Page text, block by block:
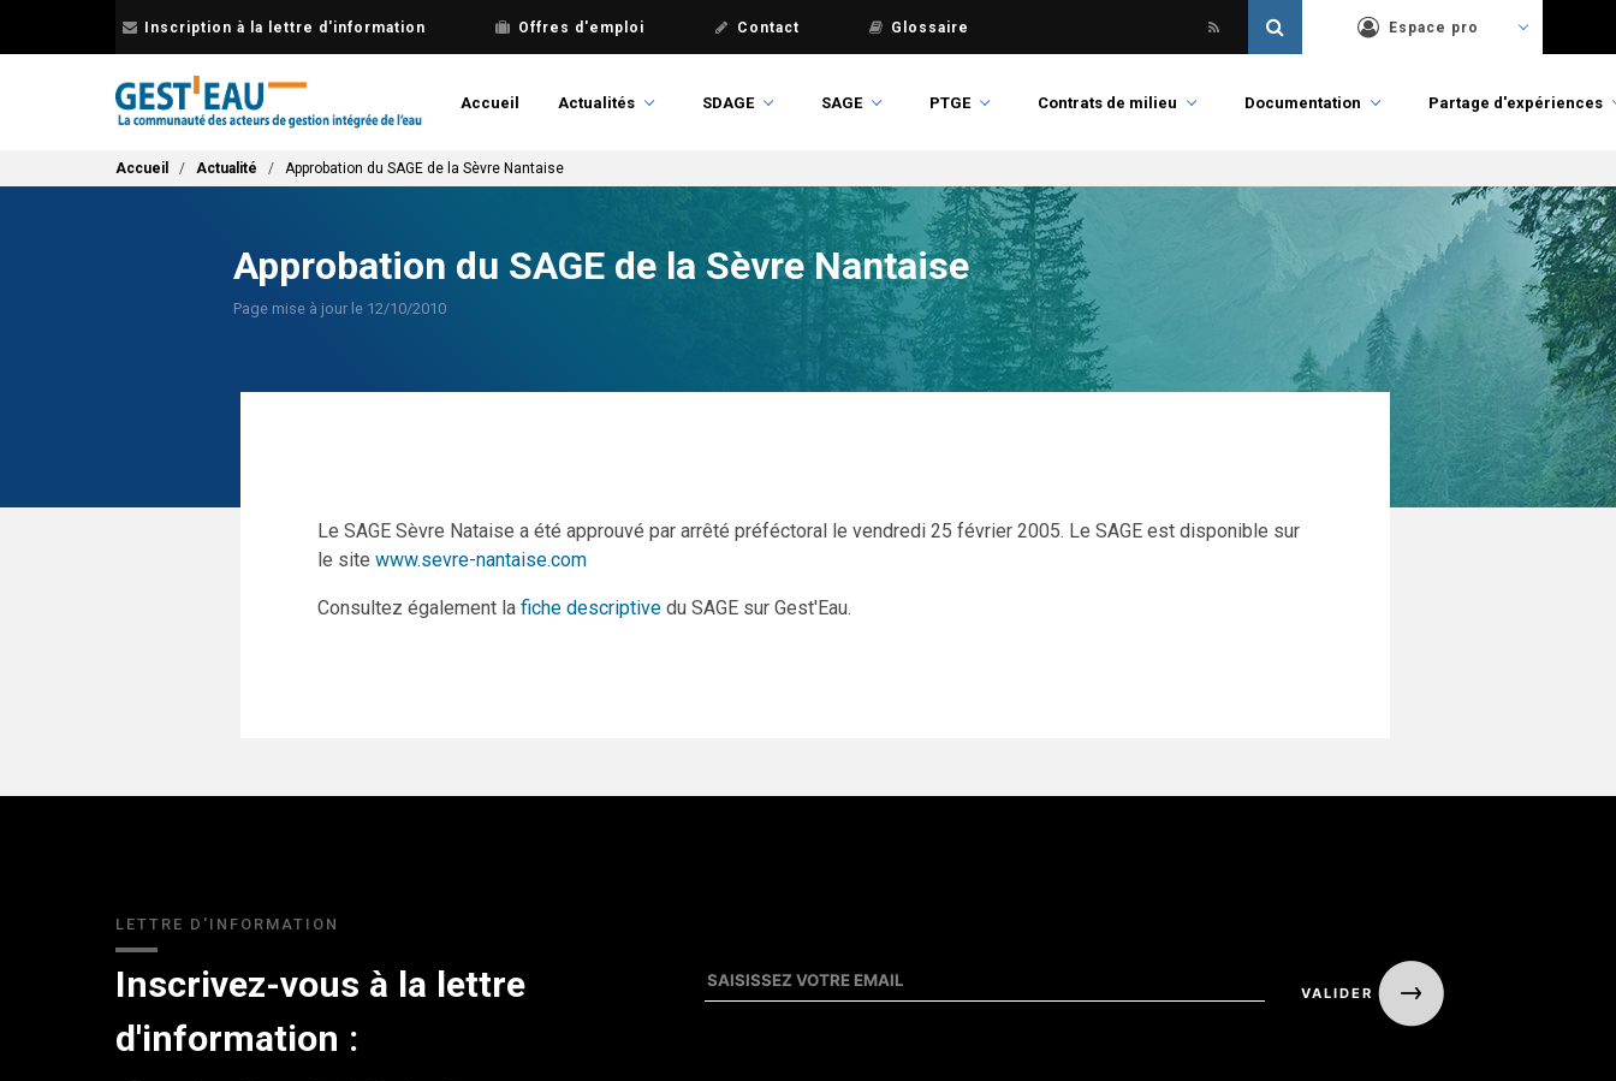
Inscription à la lettre d'information Offres d'emploi Contact Glossaire Espace pro
Accueil Actualités SDAGE SAGE PTGE Contrats de milieu Documentation Partage d'expériences
Fil d'Ariane
Accueil Actualité Approbation du SAGE de la Sèvre Nantaise
Approbation du SAGE de la Sèvre Nantaise
Page mise à jour le 12/10/2010
Le SAGE Sèvre Nataise a été approuvé par arrêté préféctoral le vendredi 25 février 2005. Le SAGE est disponible sur
le site www.sevre-nantaise.com
Consultez également la fiche descriptive du SAGE sur Gest'Eau.
LETTRE D'INFORMATION
Inscrivez-vous à la lettre
d'information :